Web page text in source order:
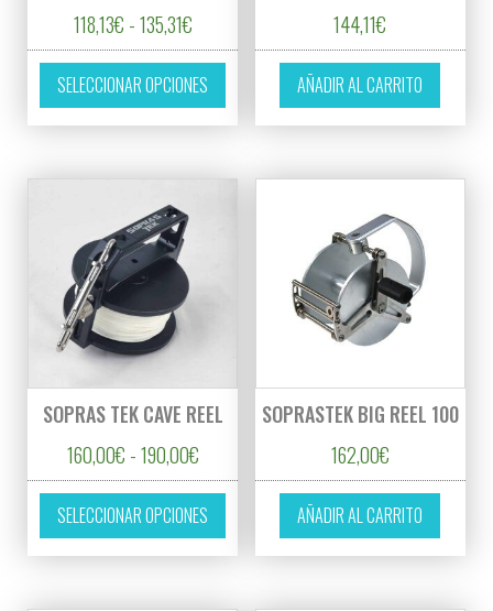
118,13€ -135,31€Rango de precios: desde 118,13€ hasta
SELECCIONAR OPCIONES
Este producto tiene múltiples variantes.
144,11€
AÑADIR AL CARRITO
SOPRAS TEK CAVE REEL
160,00€ -190,00€Rango de precios: desde 160,00€ hasta
SELECCIONAR OPCIONES
Este producto tiene múltiples variantes.
SOPRASTEK BIG REEL 100
162,00€
AÑADIR AL CARRITO